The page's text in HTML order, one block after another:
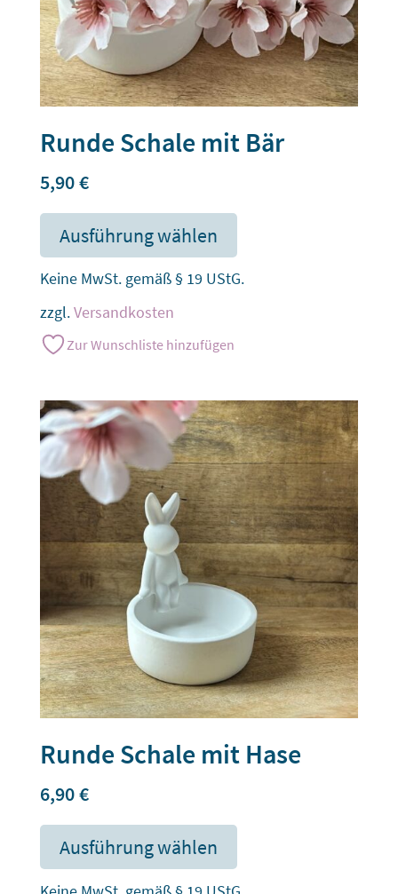
Runde Schale mit Bär
5,90€
Ausführung wählen
Keine MwSt. gemäß § 19 UStG.
zzgl.Versandkosten
Zur Wunschliste hinzufügen
Runde Schale mit Hase
6,90€
Ausführung wählen